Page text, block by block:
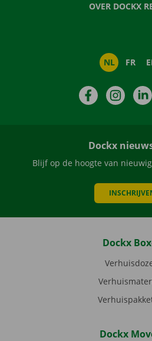
OVER DOCKX
NL FR
Facebook
Dockx
Blijf op de hoogte van
Dockx
Dockx